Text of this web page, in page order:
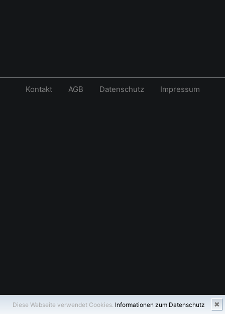
Diese Webseite verwendet Cookies. Informationen zum Datenschutz ✖
Kontakt AGB Datenschutz Impressum